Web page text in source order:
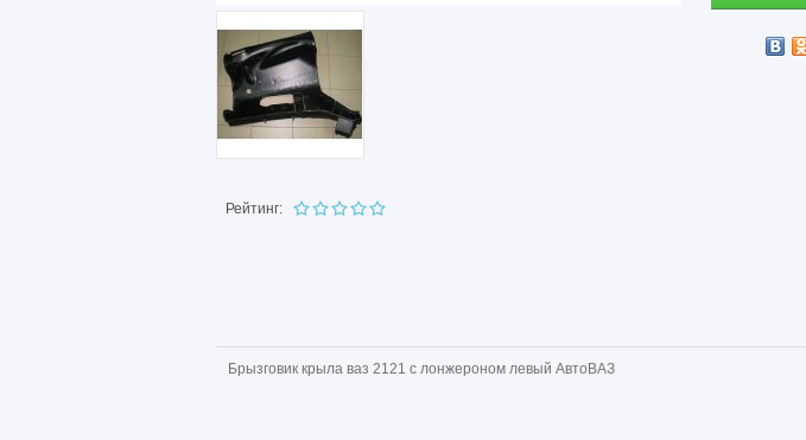
Рейтинг:
Брызговик крыла ваз 2121 с лонжероном левый АвтоВАЗ